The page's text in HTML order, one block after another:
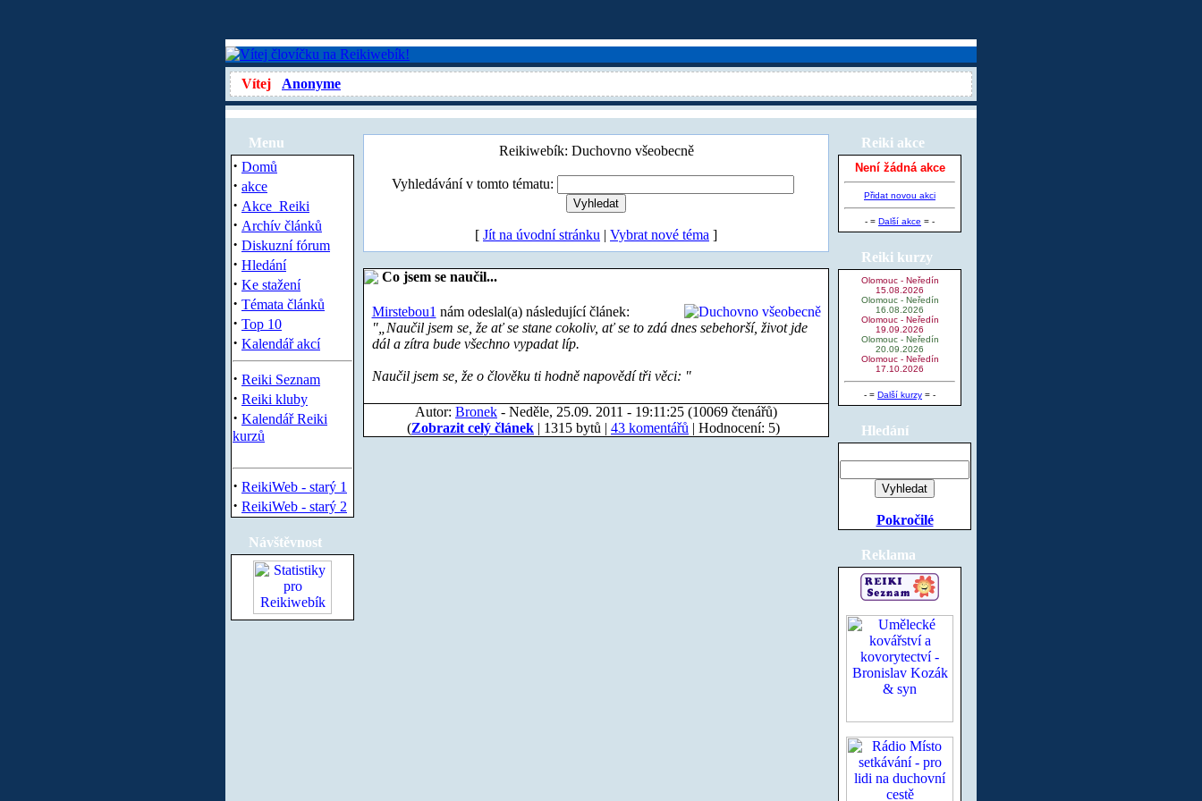
Vítej Anonyme
Menu
· Domů
· akce
· Akce_Reiki
· Archív článků
· Diskuzní fórum
· Hledání
· Ke stažení
· Témata článků
· Top 10
· Kalendář akcí
· Reiki Seznam
· Reiki kluby
· Kalendář Reiki
kurzů
· ReikiWeb - starý 1
· ReikiWeb - starý 2
Návštěvnost
Reikiwebík: Duchovno všeobecně
Vyhledávání v tomto tématu:
[ Jít na úvodní stránku | Vybrat nové téma ]
Co jsem se naučil...
Mirstebou1 nám odeslal(a) následující článek:
"„Naučil jsem se, že ať se stane cokoliv, ať se to zdá dnes sebehorší, život jde
dál a zítra bude všechno vypadat líp.
Naučil jsem se, že o člověku ti hodně napovědí tři věci: "
Autor: Bronek - Neděle, 25.09. 2011 - 19:11:25 (10069 čtenářů)
(Zobrazit celý článek | 1315 bytů | 43 komentářů | Hodnocení: 5)
Reiki akce
Není žádná akce
Přidat novou akci
- = Další akce = -
Reiki kurzy
Olomouc - Neředín
15.08.2026
Olomouc - Neředín
16.08.2026
Olomouc - Neředín
19.09.2026
Olomouc - Neředín
20.09.2026
Olomouc - Neředín
17.10.2026
- = Další kurzy = -
Hledání
Pokročilé
Reklama